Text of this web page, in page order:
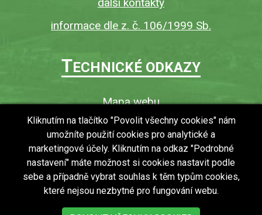
další kontakty
informace dle z. č. 106/1999 Sb.
TECHNICKÉ ODKAZY
Mapa webu
O webu
Povinně zveřejňované informace
Ochrana osobních údajů (GDPR)
Vyhledávání
RSS
Kliknutím na tlačítko "Povolit všechny cookies" nám
umožníte použití cookies pro analytické a
marketingové účely. Kliknutím na odkaz "Podrobné
nastavení" máte možnost si cookies nastavit podle
sebe a případně vybrat souhlas k těm typům cookies,
které nejsou nezbytné pro fungování webu.